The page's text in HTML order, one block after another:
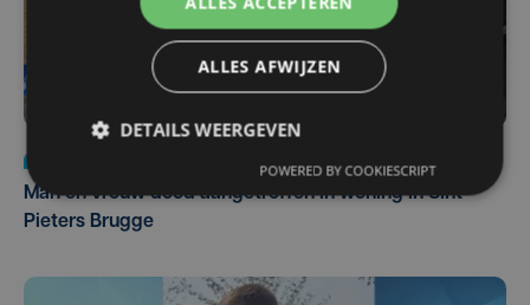
Man en vrouw dood aangetroffen in woning in Sint-
Pieters Brugge
ALLES AFWIJZEN
DETAILS WEERGEVEN
POWERED BY COOKIESCRIPT